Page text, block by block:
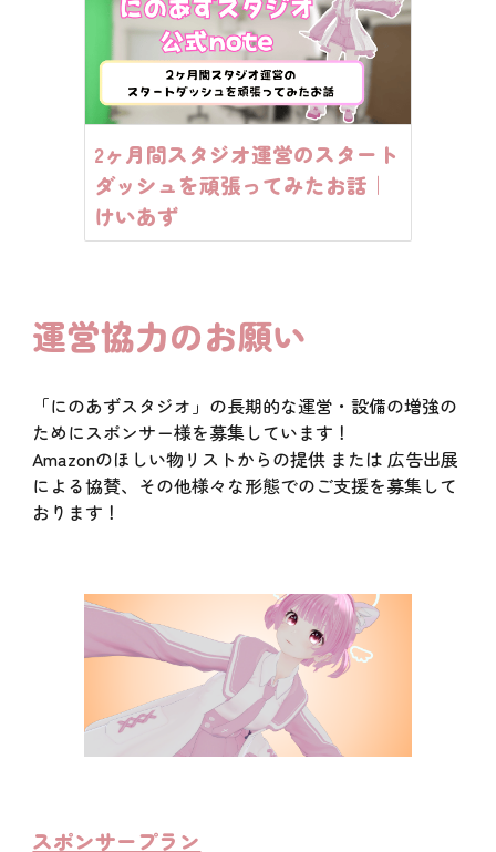
2ヶ月間スタジオ運営のスタート
ダッシュを頑張ってみたお話｜
けいあず
運営協力のお願い
「にのあずスタジオ」の長期的な運営・設備の増強の
ためにスポンサー様を募集しています！
Amazonのほしい物リストからの提供 または 広告出展
による協賛、その他様々な形態でのご支援を募集して
おります！
スポンサープラン